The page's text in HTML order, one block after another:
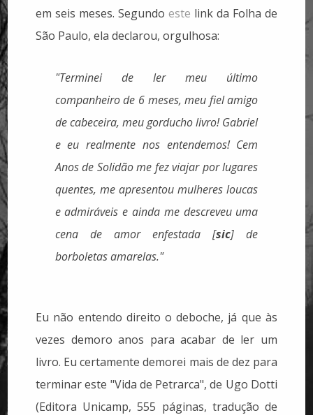
em seis meses. Segundo este link da Folha de
São Paulo, ela declarou, orgulhosa:
"Terminei de ler meu último
companheiro de 6 meses, meu fiel amigo
de cabeceira, meu gorducho livro! Gabriel
e eu realmente nos entendemos! Cem
Anos de Solidão me fez viajar por lugares
quentes, me apresentou mulheres loucas
e admiráveis e ainda me descreveu uma
cena de amor enfestada [sic] de
borboletas amarelas."
Eu não entendo direito o deboche, já que às
vezes demoro anos para acabar de ler um
livro. Eu certamente demorei mais de dez para
terminar este "Vida de Petrarca", de Ugo Dotti
(Editora Unicamp, 555 páginas, tradução de